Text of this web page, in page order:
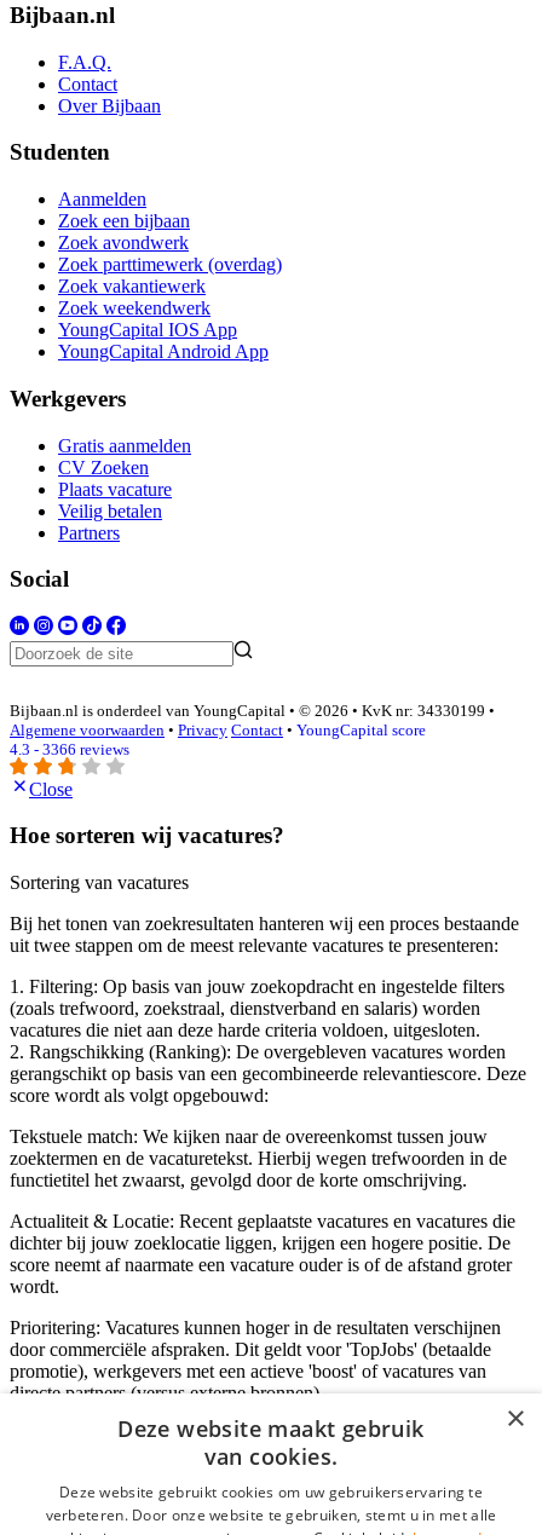
Bijbaan.nl
F.A.Q.
Contact
Over Bijbaan
Studenten
Aanmelden
Zoek een bijbaan
Zoek avondwerk
Zoek parttimewerk (overdag)
Zoek vakantiewerk
Zoek weekendwerk
YoungCapital IOS App
YoungCapital Android App
Werkgevers
Gratis aanmelden
CV Zoeken
Plaats vacature
Veilig betalen
Partners
Social
Bijbaan.nl is onderdeel van YoungCapital • © 2026 • KvK nr: 34330199 •
Algemene voorwaarden • Privacy Contact • YoungCapital score
4.3 - 3366 reviews
Close
Hoe sorteren wij vacatures?
Sortering van vacatures
Bij het tonen van zoekresultaten hanteren wij een proces bestaande
uit twee stappen om de meest relevante vacatures te presenteren:
1. Filtering: Op basis van jouw zoekopdracht en ingestelde filters
(zoals trefwoord, zoekstraal, dienstverband en salaris) worden
vacatures die niet aan deze harde criteria voldoen, uitgesloten.
2. Rangschikking (Ranking): De overgebleven vacatures worden
gerangschikt op basis van een gecombineerde relevantiescore. Deze
score wordt als volgt opgebouwd:
Tekstuele match: We kijken naar de overeenkomst tussen jouw
zoektermen en de vacaturetekst. Hierbij wegen trefwoorden in de
functietitel het zwaarst, gevolgd door de korte omschrijving.
Actualiteit & Locatie: Recent geplaatste vacatures en vacatures die
dichter bij jouw zoeklocatie liggen, krijgen een hogere positie. De
score neemt af naarmate een vacature ouder is of de afstand groter
wordt.
Prioritering: Vacatures kunnen hoger in de resultaten verschijnen
door commerciële afspraken. Dit geldt voor 'TopJobs' (betaalde
promotie), werkgevers met een actieve 'boost' of vacatures van
directe partners (versus externe bronnen).
Inloggen als bedrijf
*
×
Deze website maakt gebruik
van cookies.
Deze website gebruikt cookies om uw gebruikerservaring te
verbeteren. Door onze website te gebruiken, stemt u in met alle